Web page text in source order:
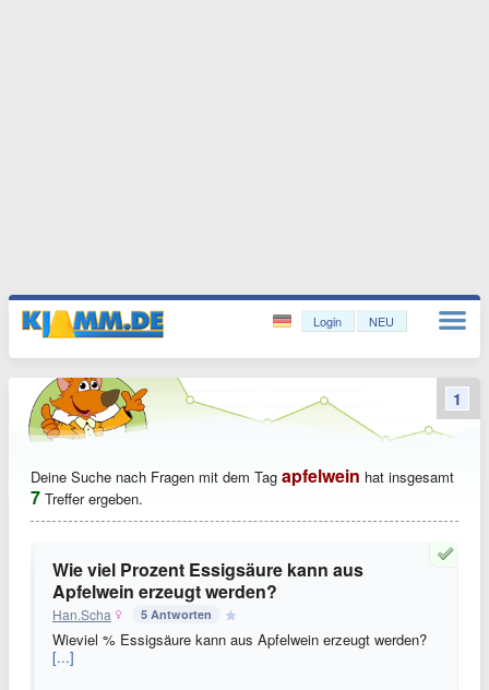
Login NEU
Deine Suche nach Fragen mit dem Tag apfelwein hat insgesamt
7 Treffer ergeben.
Wie viel Prozent Essigsäure kann aus
Apfelwein erzeugt werden?
Han.Scha 5 Antworten
Wieviel % Essigsäure kann aus Apfelwein erzeugt werden?
[...]
1